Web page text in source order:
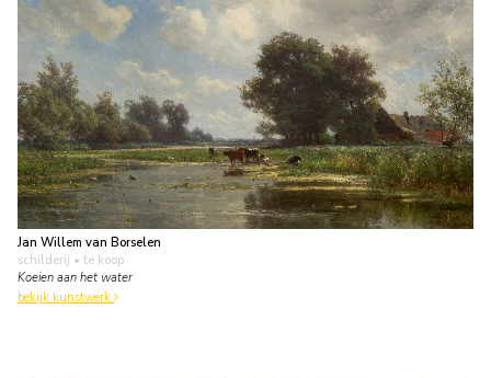
Jan Willem van Borselen
schilderij • te koop
Koeien aan het water
bekijk kunstwerk